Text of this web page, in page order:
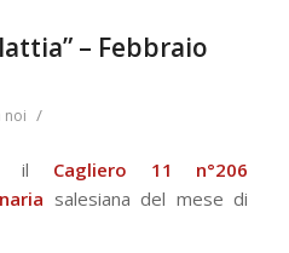
– Febbraio
noi /
il Cagliero 11 n°206
salesiana del mese di